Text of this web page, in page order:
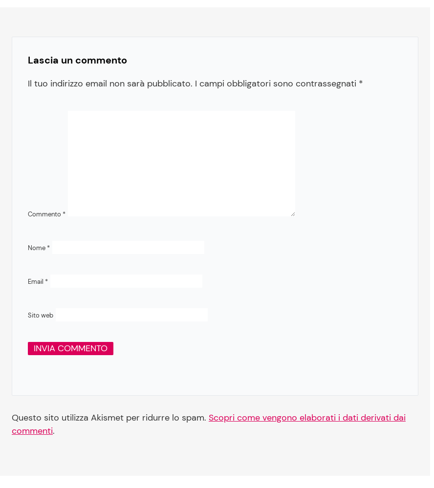
Lascia un commento
Il tuo indirizzo email non sarà pubblicato. I campi obbligatori sono contrassegnati *
Commento *
Nome *
Email *
Sito web
Questo sito utilizza Akismet per ridurre lo spam. Scopri come vengono elaborati i dati derivati dai
commenti.